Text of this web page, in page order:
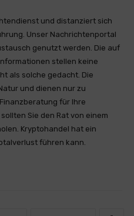
und distanziert sich
Unser Nachrichtenportal
genutzt werden. Die auf
stellen keine
als solche gedacht. Die
und dienen nur zu
für Ihre
Sie den Rat von einem
Kryptohandel hat ein
führen kann.